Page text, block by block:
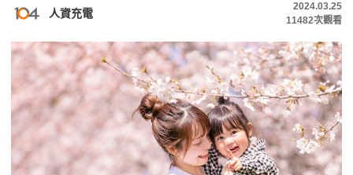
人資充電
2024.03.25
11482次觀看